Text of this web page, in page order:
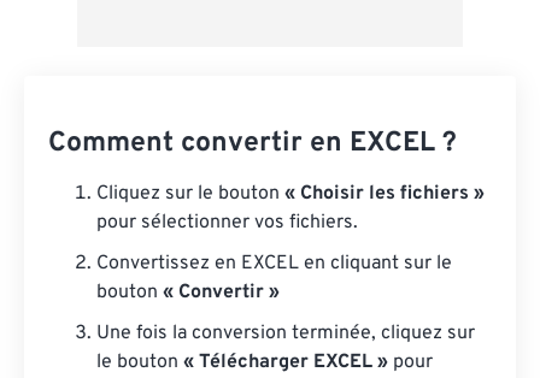
Comment convertir en EXCEL ?
Cliquez sur le bouton « Choisir les fichiers »
pour sélectionner vos fichiers.
Convertissez en EXCEL en cliquant sur le
bouton « Convertir »
Une fois la conversion terminée, cliquez sur
le bouton « Télécharger EXCEL » pour